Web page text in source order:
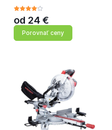
od 24 €
Porovnať ceny